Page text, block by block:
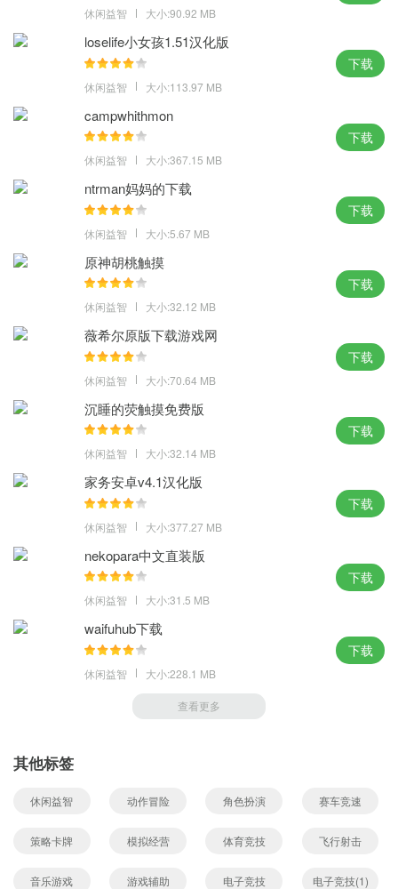
休闲益智 大小:90.92 MB
loselife小女孩1.51汉化版
休闲益智 大小:113.97 MB
下载
campwhithmon
休闲益智 大小:367.15 MB
下载
ntrman妈妈的下载
休闲益智 大小:5.67 MB
下载
原神胡桃触摸
休闲益智 大小:32.12 MB
下载
薇希尔原版下载游戏网
休闲益智 大小:70.64 MB
下载
沉睡的荧触摸免费版
休闲益智 大小:32.14 MB
下载
家务安卓v4.1汉化版
休闲益智 大小:377.27 MB
下载
nekopara中文直装版
休闲益智 大小:31.5 MB
下载
waifuhub下载
休闲益智 大小:228.1 MB
下载
查看更多
其他标签
休闲益智 动作冒险 角色扮演 赛车竞速
策略卡牌 模拟经营 体育竞技 飞行射击
音乐游戏 游戏辅助 电子竞技 电子竞技(1)